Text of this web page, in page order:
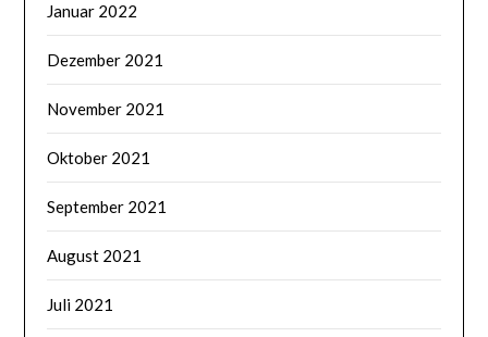
Januar 2022
Dezember 2021
November 2021
Oktober 2021
September 2021
August 2021
Juli 2021